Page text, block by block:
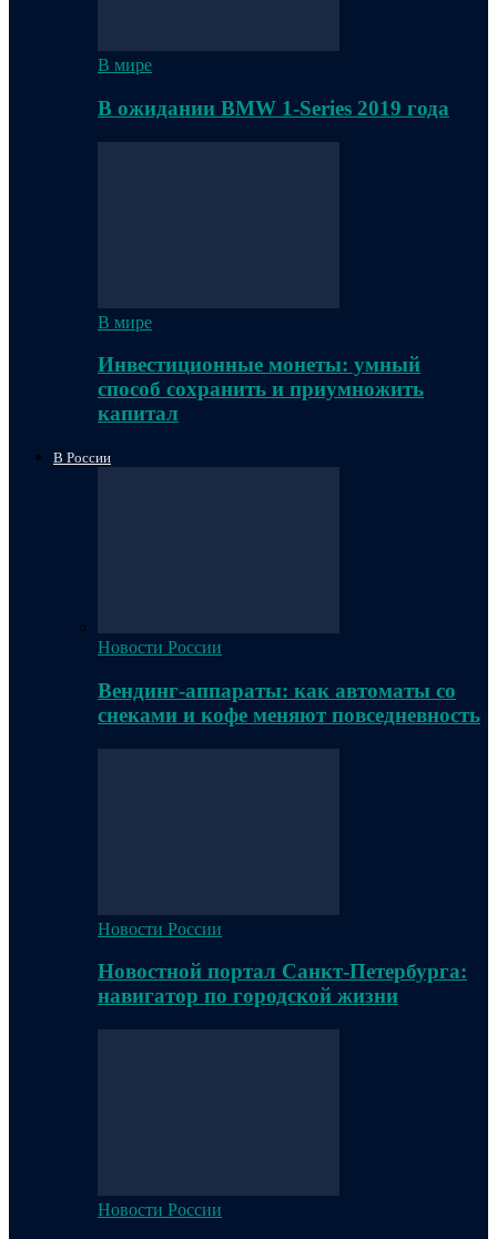
В мире
В ожидании BMW 1-Series 2019 года
В мире
Инвестиционные монеты: умный
способ сохранить и приумножить
капитал
В России
Новости России
Вендинг-аппараты: как автоматы со
снеками и кофе меняют повседневность
Новости России
Новостной портал Санкт-Петербурга:
навигатор по городской жизни
Новости России